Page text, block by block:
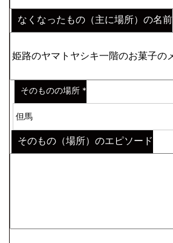
なくなったもの（主に場所）の名前
そのものの場所 *
そのもの（場所）のエピソード